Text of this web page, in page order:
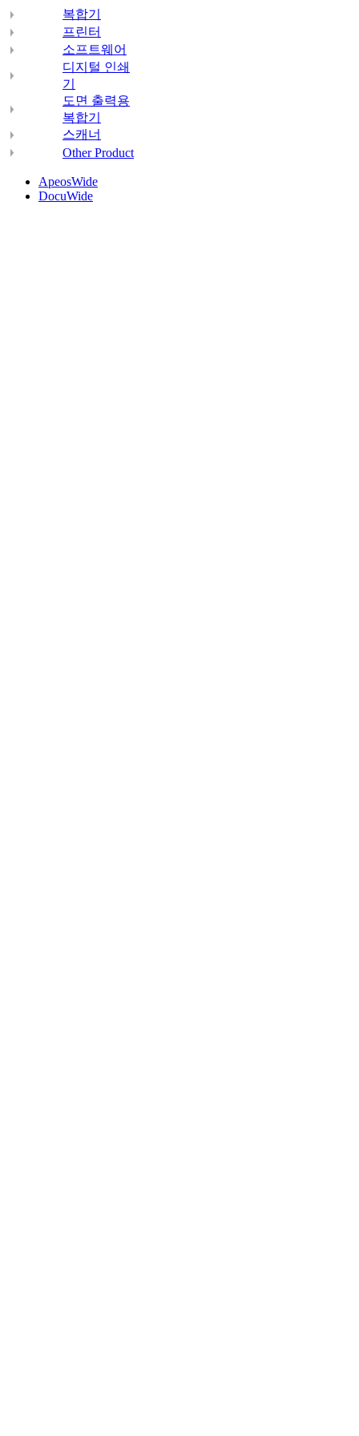
복합기
프린터
소프트웨어
디지털 인쇄
기
도면 출력용
복합기
스캐너
Other Product
ApeosWide
DocuWide